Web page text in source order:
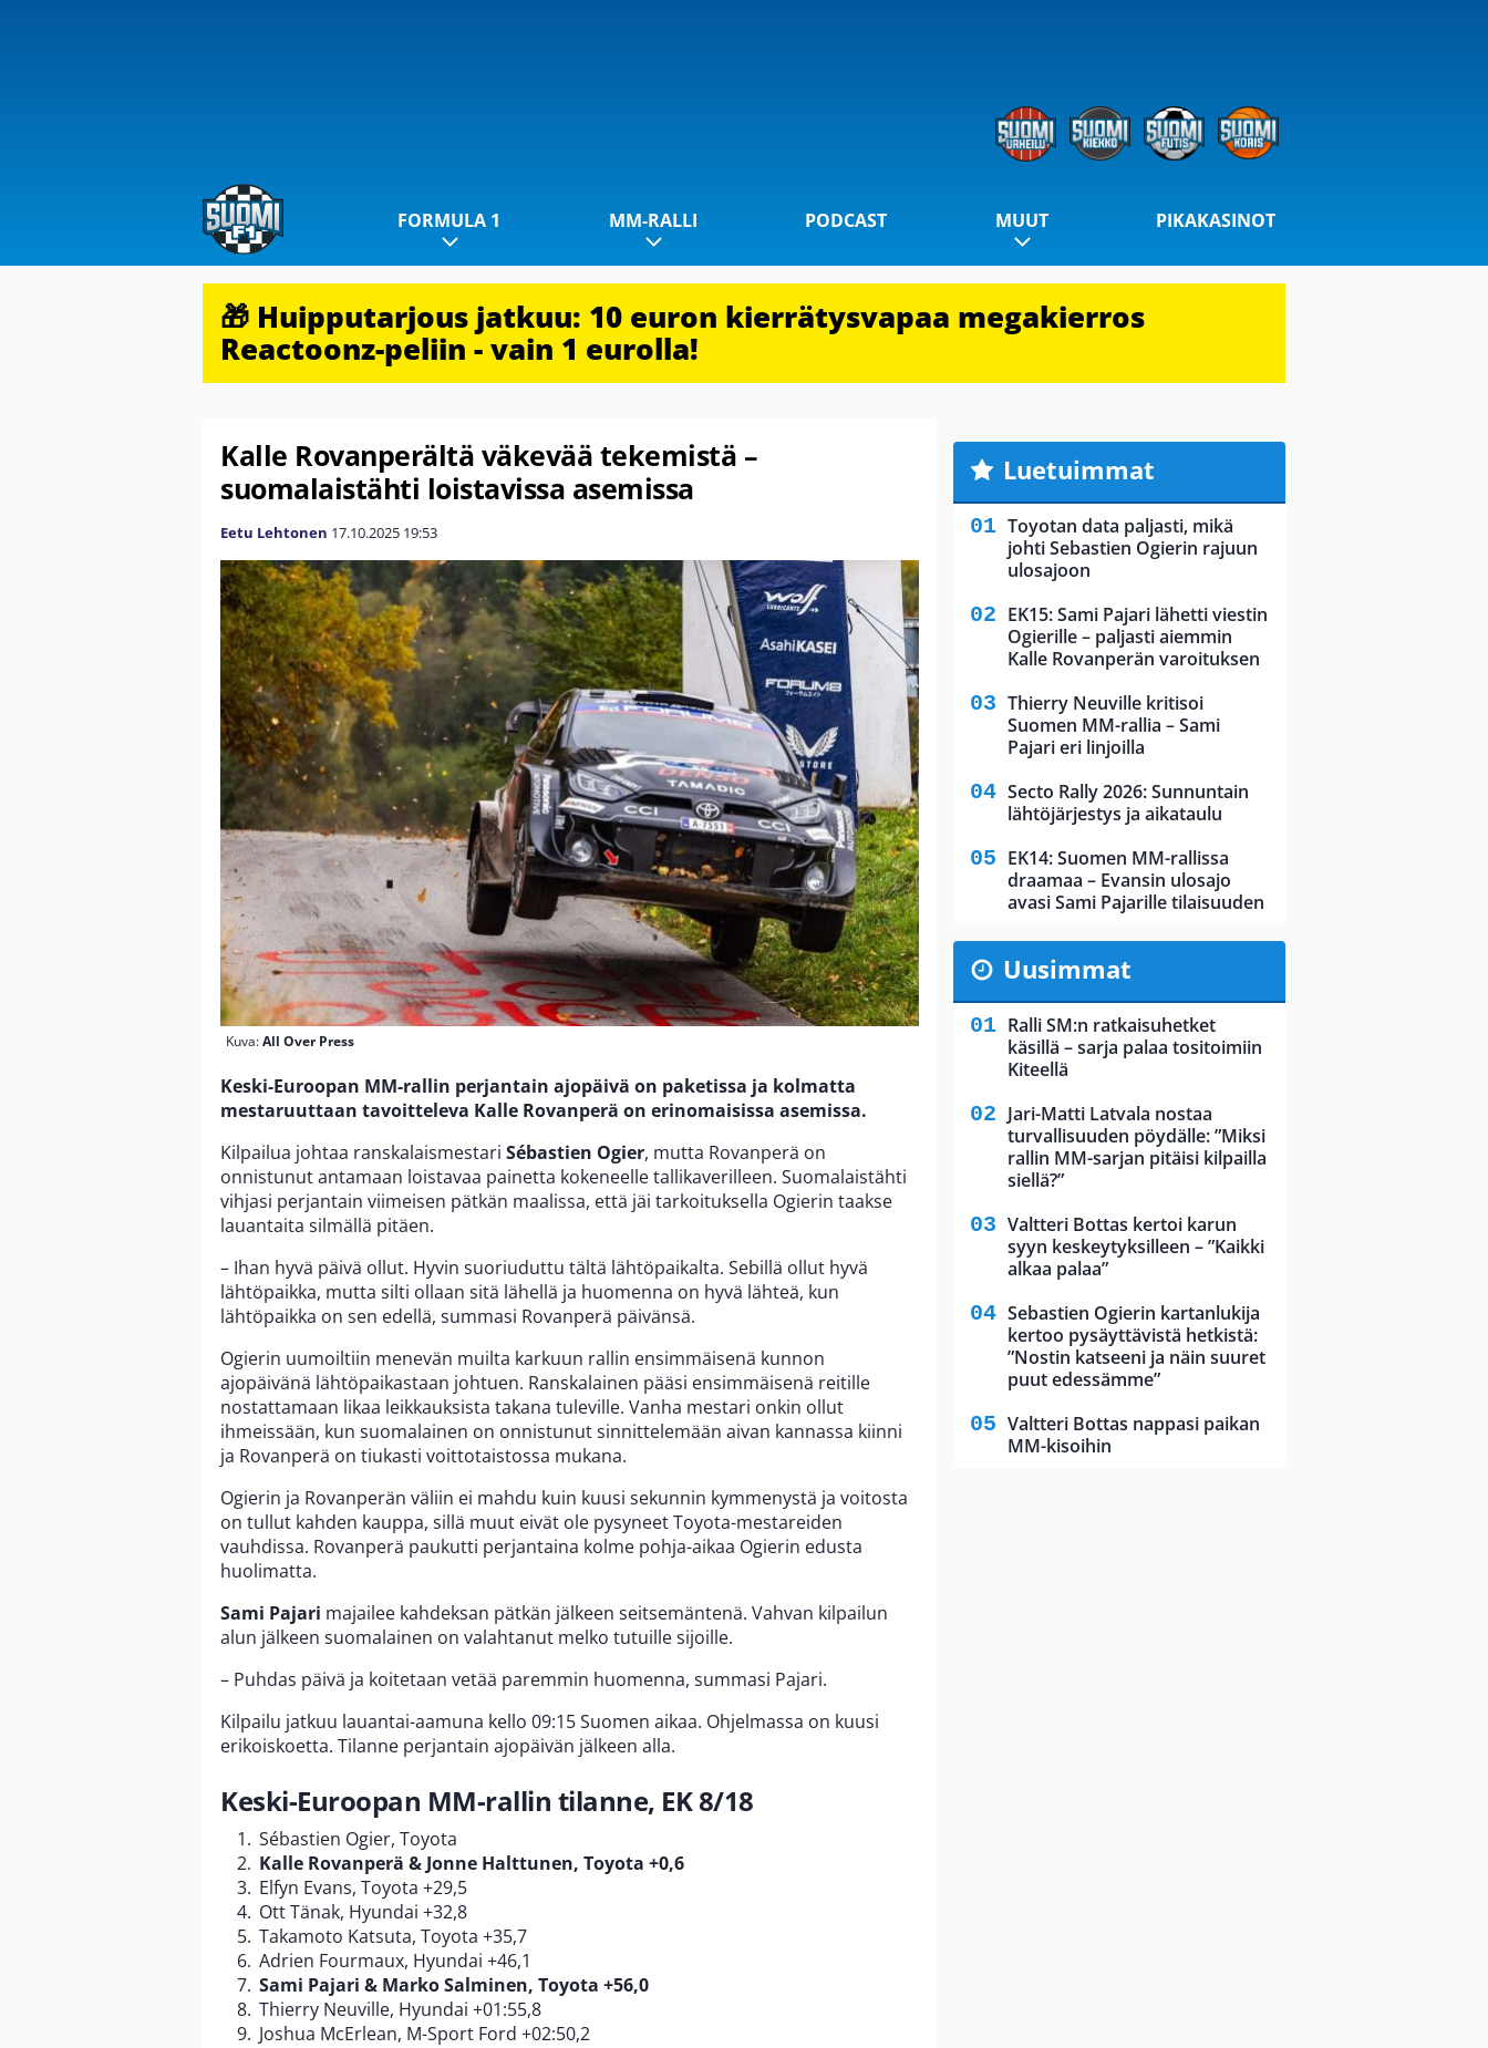
FORMULA 1 MM-RALLI PODCAST MUUT PIKAKASINOT
🎁 Huipputarjous jatkuu: 10 euron kierrätysvapaa megakierros
Reactoonz-peliin - vain 1 eurolla!
Kalle Rovanperältä väkevää tekemistä –
suomalaistähti loistavissa asemissa
Eetu Lehtonen 17.10.2025 19:53
Kuva:All Over Press
Keski-Euroopan MM-rallin perjantain ajopäivä on paketissa ja kolmatta
mestaruuttaan tavoitteleva Kalle Rovanperä on erinomaisissa asemissa.
Kilpailua johtaa ranskalaismestari Sébastien Ogier, mutta Rovanperä on
onnistunut antamaan loistavaa painetta kokeneelle tallikaverilleen. Suomalaistähti
vihjasi perjantain viimeisen pätkän maalissa, että jäi tarkoituksella Ogierin taakse
lauantaita silmällä pitäen.
– Ihan hyvä päivä ollut. Hyvin suoriuduttu tältä lähtöpaikalta. Sebillä ollut hyvä
lähtöpaikka, mutta silti ollaan sitä lähellä ja huomenna on hyvä lähteä, kun
lähtöpaikka on sen edellä, summasi Rovanperä päivänsä.
Ogierin uumoiltiin menevän muilta karkuun rallin ensimmäisenä kunnon
ajopäivänä lähtöpaikastaan johtuen. Ranskalainen pääsi ensimmäisenä reitille
nostattamaan likaa leikkauksista takana tuleville. Vanha mestari onkin ollut
ihmeissään, kun suomalainen on onnistunut sinnittelemään aivan kannassa kiinni
ja Rovanperä on tiukasti voittotaistossa mukana.
Ogierin ja Rovanperän väliin ei mahdu kuin kuusi sekunnin kymmenystä ja voitosta
on tullut kahden kauppa, sillä muut eivät ole pysyneet Toyota-mestareiden
vauhdissa. Rovanperä paukutti perjantaina kolme pohja-aikaa Ogierin edusta
huolimatta.
Sami Pajari majailee kahdeksan pätkän jälkeen seitsemäntenä. Vahvan kilpailun
alun jälkeen suomalainen on valahtanut melko tutuille sijoille.
– Puhdas päivä ja koitetaan vetää paremmin huomenna, summasi Pajari.
Kilpailu jatkuu lauantai-aamuna kello 09:15 Suomen aikaa. Ohjelmassa on kuusi
erikoiskoetta. Tilanne perjantain ajopäivän jälkeen alla.
Keski-Euroopan MM-rallin tilanne, EK 8/18
Sébastien Ogier, Toyota
Kalle Rovanperä & Jonne Halttunen, Toyota +0,6
Elfyn Evans, Toyota +29,5
Ott Tänak, Hyundai +32,8
Takamoto Katsuta, Toyota +35,7
Adrien Fourmaux, Hyundai +46,1
Sami Pajari & Marko Salminen, Toyota +56,0
Thierry Neuville, Hyundai +01:55,8
Joshua McErlean, M-Sport Ford +02:50,2
Luetuimmat
Toyotan data paljasti, mikä
johti Sebastien Ogierin rajuun
ulosajoon
EK15: Sami Pajari lähetti viestin
Ogierille – paljasti aiemmin
Kalle Rovanperän varoituksen
Thierry Neuville kritisoi
Suomen MM-rallia – Sami
Pajari eri linjoilla
Secto Rally 2026: Sunnuntain
lähtöjärjestys ja aikataulu
EK14: Suomen MM-rallissa
draamaa – Evansin ulosajo
avasi Sami Pajarille tilaisuuden
Uusimmat
Ralli SM:n ratkaisuhetket
käsillä – sarja palaa tositoimiin
Kiteellä
Jari-Matti Latvala nostaa
turvallisuuden pöydälle: ”Miksi
rallin MM-sarjan pitäisi kilpailla
siellä?”
Valtteri Bottas kertoi karun
syyn keskeytyksilleen – ”Kaikki
alkaa palaa”
Sebastien Ogierin kartanlukija
kertoo pysäyttävistä hetkistä:
”Nostin katseeni ja näin suuret
puut edessämme”
Valtteri Bottas nappasi paikan
MM-kisoihin